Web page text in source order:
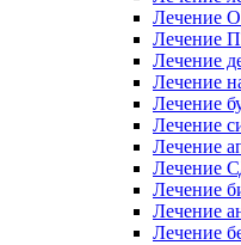
Лечение
Лечение
Лечение
Лечение
Лечение
Лечение
Лечение
Лечение
Лечение
Лечение
Лечение